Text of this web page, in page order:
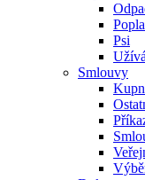
Psi
Smlouvy